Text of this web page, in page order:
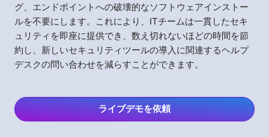
グ、エンドポイントへの破壊的なソフトウェアインストー
ルを不要にします。これにより、ITチームは一貫したセキ
ュリティを即座に提供でき、数え切れないほどの時間を節
約し、新しいセキュリティツールの導入に関連するヘルプ
デスクの問い合わせを減らすことができます。
ライブデモを依頼